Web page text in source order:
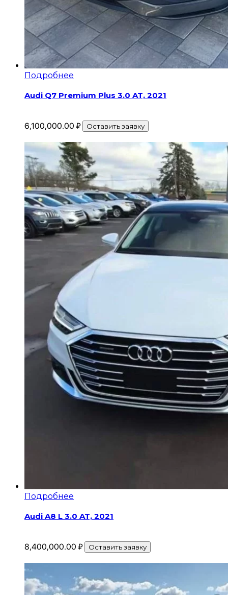
Подробнее
Audi Q7 Premium Plus 3.0 AT, 2021
6,100,000.00 ₽ Оставить заявку
Подробнее
Audi A8 L 3.0 AT, 2021
8,400,000.00 ₽ Оставить заявку